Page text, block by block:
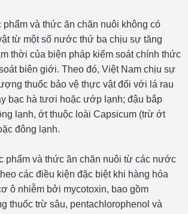
phẩm và thức ăn chăn nuôi không có
từ một số nước thứ ba chịu sự tăng
thời của biện pháp kiểm soát chính thức
biên giới. Theo đó, Việt Nam chịu sự
thuốc bảo vệ thực vật đối với lá rau
bạc hà tươi hoặc ướp lạnh; đậu bắp
lạnh, ớt thuộc loài Capsicum (trừ ớt
đông lạnh.
phẩm và thức ăn chăn nuôi từ các nước
các điều kiện đặc biệt khi hàng hóa
ô nhiễm bởi mycotoxin, bao gồm
thuốc trừ sâu, pentachlorophenol và